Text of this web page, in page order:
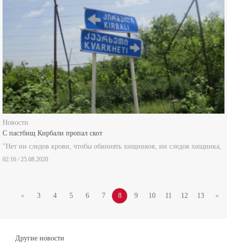
Новости
С пастбищ Кирбали пропал скот
"Нет ни следов крови, чтобы обвинять хищников, ни следов хищника,
02:16 / 25.08.2020
« 3 4 5 6 7 8 9 10 11 12 13 »
Другие новости